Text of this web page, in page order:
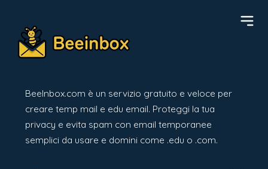
BeeInbox.com è un servizio gratuito e veloce per
creare temp mail e edu email. Proteggi la tua
privacy e evita spam con email temporanee
semplici da usare e domini come .edu o .com.